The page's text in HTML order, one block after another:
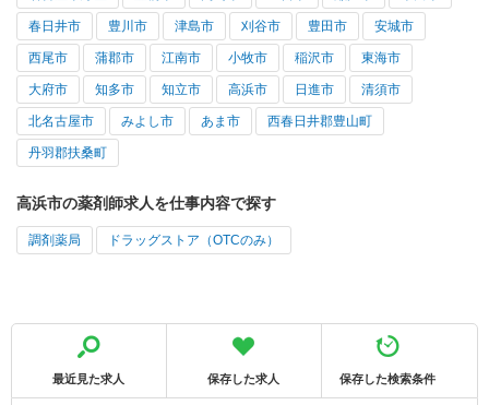
春日井市 豊川市 津島市 刈谷市 豊田市 安城市
西尾市 蒲郡市 江南市 小牧市 稲沢市 東海市
大府市 知多市 知立市 高浜市 日進市 清須市
北名古屋市 みよし市 あま市 西春日井郡豊山町
丹羽郡扶桑町
高浜市の薬剤師求人を仕事内容で探す
調剤薬局 ドラッグストア（OTCのみ）
最近見た求人 保存した求人 保存した検索条件